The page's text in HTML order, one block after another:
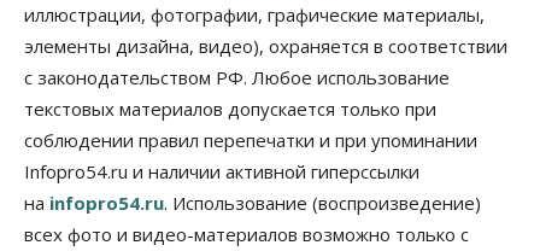
Общество
Недели жары повлияли на урожай в
Новосибирской области, но режима ЧС не будет
Бизнес Право&Порядок
Предприятия Новосибирска
выстраивают системы защиты от атак БПЛА
07 Августа 2026, 09:00
иллюстрации, фотографии, графические материалы,
элементы дизайна, видео), охраняется в соответствии
с законодательством РФ. Любое использование
текстовых материалов допускается только при
соблюдении правил перепечатки и при упоминании
Infopro54.ru и наличии активной гиперссылки
на infopro54.ru. Использование (воспроизведение)
всех фото и видео-материалов возможно только с